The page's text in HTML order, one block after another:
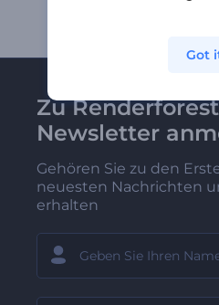
Zu
Newsletter
Gehören Sie zu den
neuesten Nachrichten
erhalten
Got